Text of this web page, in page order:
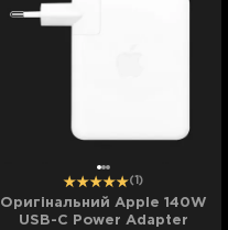
(1)
Оригінальний Apple 140W
USB-C Power Adapter